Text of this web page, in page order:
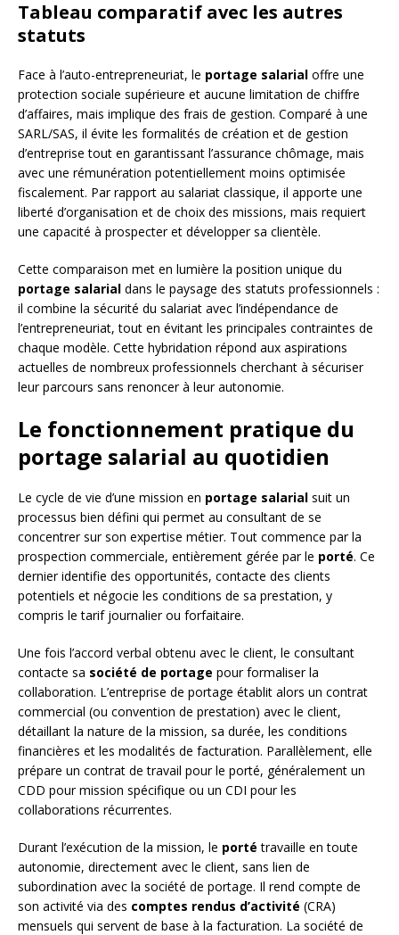
Tableau comparatif avec les autres
statuts
Face à l’auto-entrepreneuriat, le portage salarial offre une
protection sociale supérieure et aucune limitation de chiffre
d’affaires, mais implique des frais de gestion. Comparé à une
SARL/SAS, il évite les formalités de création et de gestion
d’entreprise tout en garantissant l’assurance chômage, mais
avec une rémunération potentiellement moins optimisée
fiscalement. Par rapport au salariat classique, il apporte une
liberté d’organisation et de choix des missions, mais requiert
une capacité à prospecter et développer sa clientèle.
Cette comparaison met en lumière la position unique du
portage salarial dans le paysage des statuts professionnels :
il combine la sécurité du salariat avec l’indépendance de
l’entrepreneuriat, tout en évitant les principales contraintes de
chaque modèle. Cette hybridation répond aux aspirations
actuelles de nombreux professionnels cherchant à sécuriser
leur parcours sans renoncer à leur autonomie.
Le fonctionnement pratique du
portage salarial au quotidien
Le cycle de vie d’une mission en portage salarial suit un
processus bien défini qui permet au consultant de se
concentrer sur son expertise métier. Tout commence par la
prospection commerciale, entièrement gérée par le porté. Ce
dernier identifie des opportunités, contacte des clients
potentiels et négocie les conditions de sa prestation, y
compris le tarif journalier ou forfaitaire.
Une fois l’accord verbal obtenu avec le client, le consultant
contacte sa société de portage pour formaliser la
collaboration. L’entreprise de portage établit alors un contrat
commercial (ou convention de prestation) avec le client,
détaillant la nature de la mission, sa durée, les conditions
financières et les modalités de facturation. Parallèlement, elle
prépare un contrat de travail pour le porté, généralement un
CDD pour mission spécifique ou un CDI pour les
collaborations récurrentes.
Durant l’exécution de la mission, le porté travaille en toute
autonomie, directement avec le client, sans lien de
subordination avec la société de portage. Il rend compte de
son activité via des comptes rendus d’activité (CRA)
mensuels qui servent de base à la facturation. La société de